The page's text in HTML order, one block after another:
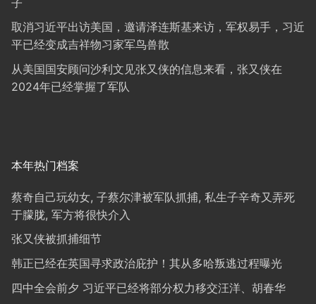
取消习近平出访美国，邀请泽连斯基来访，军权易手，习近
平已经变成吉祥物习家军鸟兽散
从美国国安顾问沙利文见张又侠的信息来看，张又侠在
2024年已经掌握了军队
本年热门档案
蔡奇自己玩幼女, 子蔡尔津被军队抓捕, 私生子辛奇又弄死
于朦胧, 军方将很快介入
张又侠被抓捕细节
韩正已经在英国寻求政治庇护！其从多哈叛逃过程曝光
四中全会前夕 习近平已经将部分权力移交汪洋、胡春华